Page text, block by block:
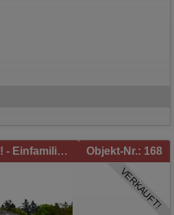
Mossautal: VERKAUFT! - Einfamilienhaus mit Einliegerwohnung und ausgebautem Dachgeschoss in Mossautal/Hiltersklingen zu verkaufen! Objekt-Nr.: 168
VERKAUFT!